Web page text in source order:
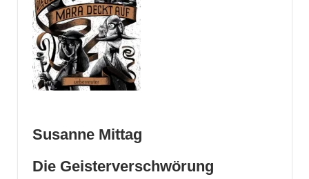
Susanne Mittag
Die Geisterverschwörung